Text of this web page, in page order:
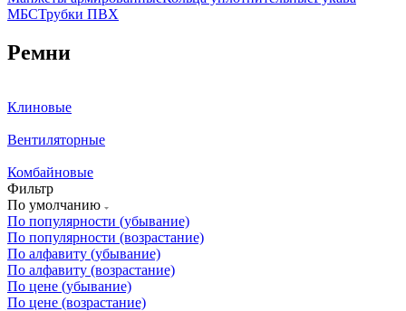
МБСТрубки ПВХ
Ремни
Клиновые
Вентиляторные
Комбайновые
Фильтр
По умолчанию
По популярности (убывание)
По популярности (возрастание)
По алфавиту (убывание)
По алфавиту (возрастание)
По цене (убывание)
По цене (возрастание)